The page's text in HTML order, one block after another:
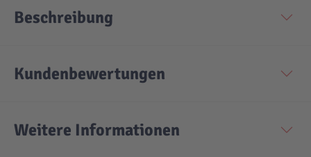
Aktion
Seltene Artikel
Beschreibung
Kundenbewertungen
Weitere Informationen